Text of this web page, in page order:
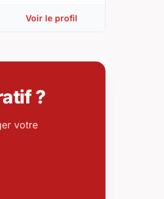
Voir le profil
?
votre